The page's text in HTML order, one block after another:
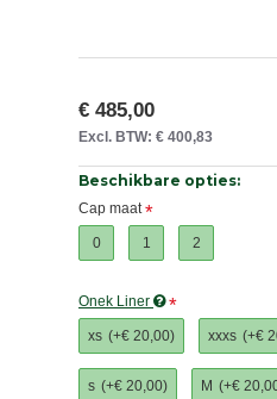
€ 485,00
Excl. BTW: € 400,83
Beschikbare opties:
Cap maat
0 1 2
Onek Liner
xs (+€ 20,00) xxxs (+€
s (+€ 20,00) M (+€